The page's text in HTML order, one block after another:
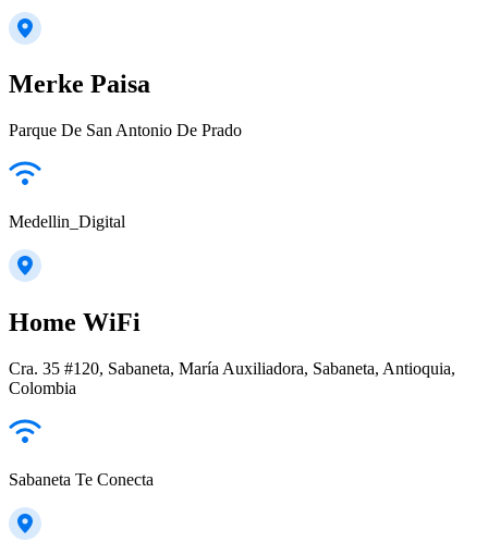
Merke Paisa
Parque De San Antonio De Prado
Medellin_Digital
Home WiFi
Cra. 35 #120, Sabaneta, María Auxiliadora, Sabaneta, Antioquia,
Colombia
Sabaneta Te Conecta